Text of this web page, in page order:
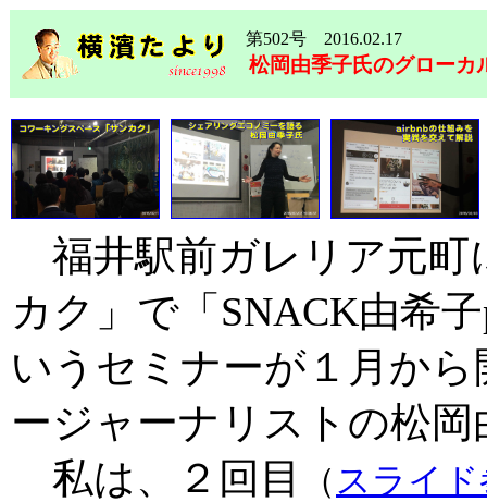
第502号 2016.02.17
松岡由季子氏のグローカ
福井駅前ガレリア元町
カク」で「SNACK由希
いうセミナーが１月か
ージャーナリストの松岡
私は、２回目
（ スライド